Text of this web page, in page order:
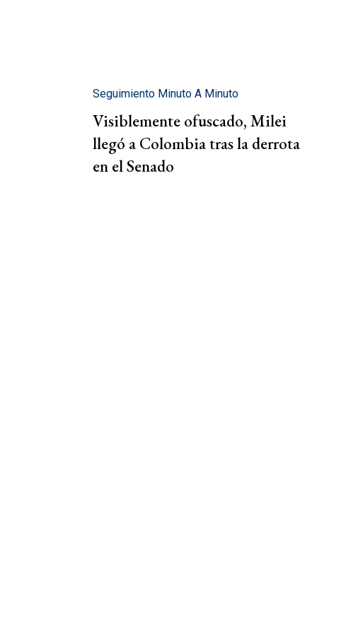
Seguimiento Minuto A Minuto
Visiblemente ofuscado, Milei
llegó a Colombia tras la derrota
en el Senado